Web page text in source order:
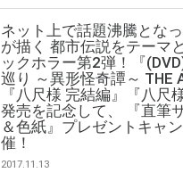
ネット上で話題沸騰とな
が描く 都市伝説をテーマ
ックホラー第2弾！『
巡り ～異形怪奇譚～ THE
『八尺様 完結編』『八尺
発売を記念して、 『直筆
＆色紙』プレゼントキャ
催！
2017.11.13